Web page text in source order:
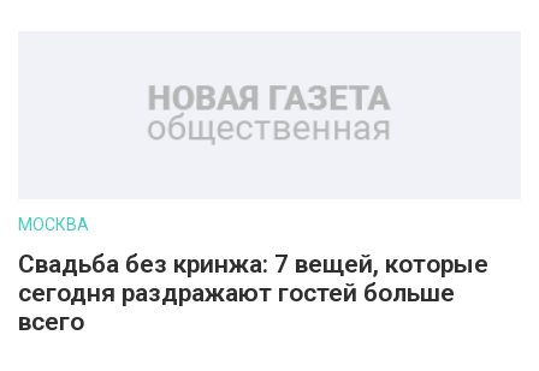
МОСКВА
Свадьба без кринжа: 7 вещей, которые
сегодня раздражают гостей больше
всего